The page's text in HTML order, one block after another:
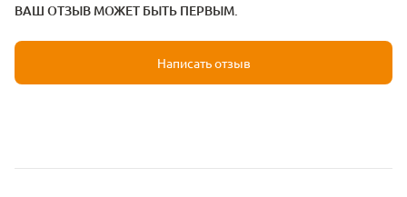
ВАШ ОТЗЫВ МОЖЕТ БЫТЬ ПЕРВЫМ.
Написать отзыв